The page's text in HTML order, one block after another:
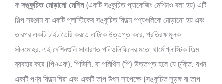
ক সঙ্কুচিত মোড়ানো মেশিন(একটি সঙ্কুচিত প্যাকেজিং মেশিনও বলা হয়) এটি
শিল্প সরঞ্জাম যা একটি প্লাস্টিকের সঙ্কুচিত ফিল্মে পণ্যগুলিকে মোড়ানো হয় এবং
তারপর একটি টাইট তৈরি করতে এটিকে উত্তপ্ত করে, প্রতিরক্ষামূলক
সীলমোহর. এই মেশিনগুলি সাধারণত পলিওলিফিনের মতো থার্মোপ্লাস্টিক ফিল্ম
ব্যবহার করে (পিওএফ), পিভিসি, বা পলিথিন (পি) উত্তপ্ত হলে যে চুক্তি. যখন
একটি পণ্য ফিল্মে ঘিরা এবং একটি তাপ উৎস সাপেক্ষে (সঙ্কুচিত সুড়ঙ্গ বা তাপ